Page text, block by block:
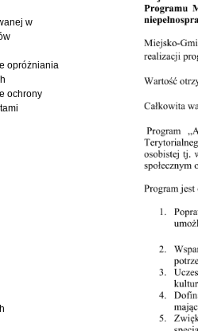
w
opróżniania
ochrony